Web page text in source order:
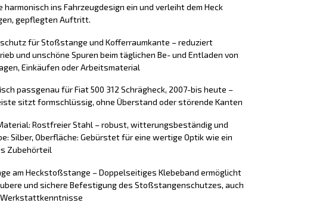
ins Fahrzeugdesign ein und verleiht dem Heck
gepflegten Auftritt.
für Stoßstange und Kofferraumkante – reduziert
und unschöne Spuren beim täglichen Be- und Entladen von
Einkäufen oder Arbeitsmaterial
passgenau für Fiat 500 312 Schrägheck, 2007-bis heute –
sitzt formschlüssig, ohne Überstand oder störende Kanten
Rostfreier Stahl – robust, witterungsbeständig und
Silber, Oberfläche: Gebürstet für eine wertige Optik wie ein
Zubehörteil
am Heckstoßstange – Doppelseitiges Klebeband ermöglicht
und sichere Befestigung des Stoßstangenschutzes, auch